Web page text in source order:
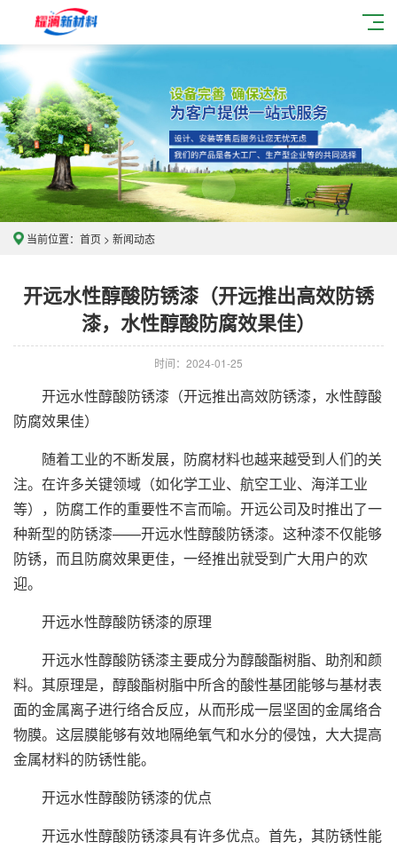
当前位置： 首页 > 新闻动态
开远水性醇酸防锈漆（开远推出高效防锈
漆，水性醇酸防腐效果佳）
时间：2024-01-25
开远水性醇酸防锈漆（开远推出高效防锈漆，水性醇酸
防腐效果佳）
随着工业的不断发展，防腐材料也越来越受到人们的关
注。在许多关键领域（如化学工业、航空工业、海洋工业
等），防腐工作的重要性不言而喻。开远公司及时推出了一
种新型的防锈漆——开远水性醇酸防锈漆。这种漆不仅能够
防锈，而且防腐效果更佳，一经推出就受到广大用户的欢
迎。
开远水性醇酸防锈漆的原理
开远水性醇酸防锈漆主要成分为醇酸酯树脂、助剂和颜
料。其原理是，醇酸酯树脂中所含的酸性基团能够与基材表
面的金属离子进行络合反应，从而形成一层坚固的金属络合
物膜。这层膜能够有效地隔绝氧气和水分的侵蚀，大大提高
金属材料的防锈性能。
开远水性醇酸防锈漆的优点
开远水性醇酸防锈漆具有许多优点。首先，其防锈性能